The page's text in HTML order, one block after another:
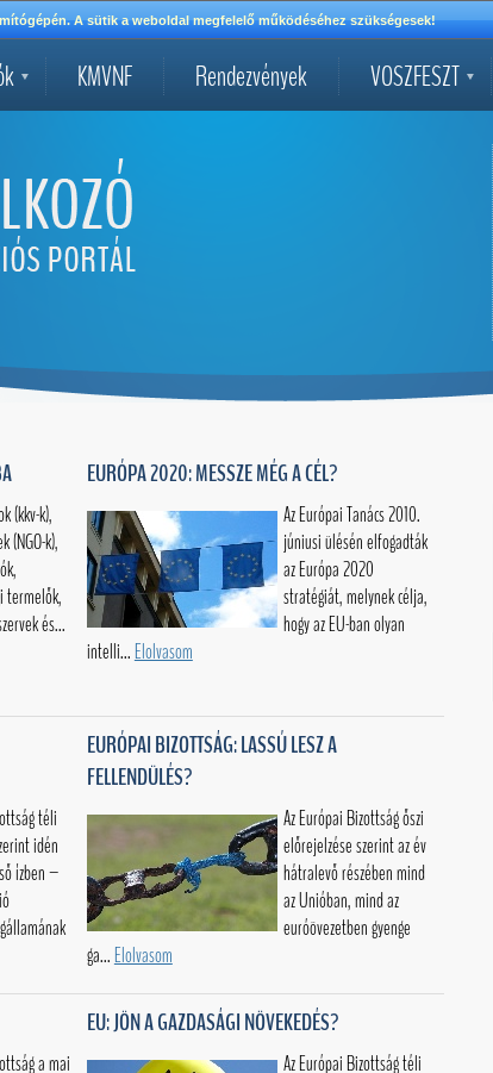
A sütik a weboldal megfelelő működéséhez szükségesek!
KMVNF Rendezvények VOSZFESZT
(kkv-k),
(NGO-k),
termelők,
és...
EURÓPA 2020: MESSZE MÉG A CÉL?
Az Európai Tanács 2010.
júniusi ülésén elfogadták
az Európa 2020
stratégiát, melynek célja,
hogy az EU-ban olyan
intelli... Elolvasom
téli
idén
ízben –
EURÓPAI BIZOTTSÁG: LASSÚ LESZ A
FELLENDÜLÉS?
Az Európai Bizottság őszi
előrejelzése szerint az év
hátralevő részében mind
az Unióban, mind az
euróövezetben gyenge
ga... Elolvasom
a mai
EU: JÖN A GAZDASÁGI NÖVEKEDÉS?
Az Európai Bizottság téli